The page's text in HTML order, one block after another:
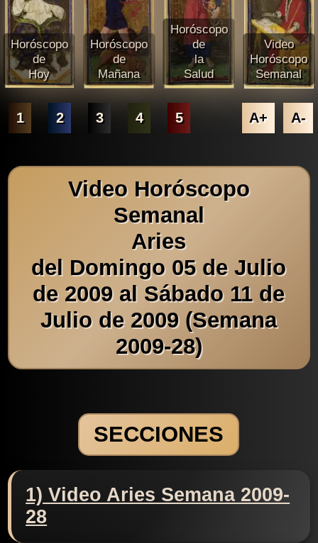
Horóscopo
de
Hoy
Horóscopo
de
Mañana
Horóscopo
de
la
Salud
Video
Horóscopo
Semanal
1 2 3 4 5 A+ A-
Video Horóscopo
Semanal
Aries
del Domingo 05 de Julio
de 2009 al Sábado 11 de
Julio de 2009 (Semana
2009-28)
SECCIONES
1) Video Aries Semana 2009-
28